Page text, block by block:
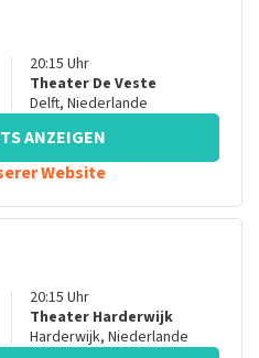
20:15 Uhr
Theater De Veste
Delft, Niederlande
ANZEIGEN
Website
20:15 Uhr
Theater Harderwijk
Harderwijk, Niederlande